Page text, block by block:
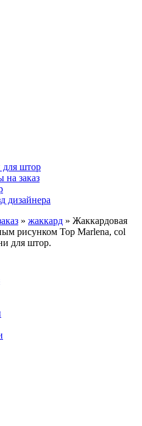
для штор
заказ
дизайнера
» жаккард » Жаккардовая
рисунком Top Marlena, col
для штор.